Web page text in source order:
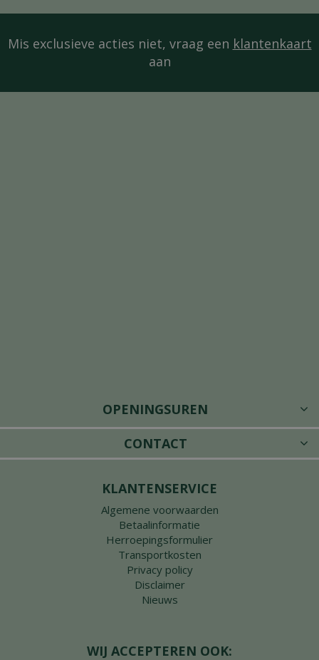
Mis exclusieve acties niet, vraag een klantenkaart
aan
OPENINGSUREN
CONTACT
KLANTENSERVICE
Algemene voorwaarden
Betaalinformatie
Herroepingsformulier
Transportkosten
Privacy policy
Disclaimer
Nieuws
WIJ ACCEPTEREN OOK: